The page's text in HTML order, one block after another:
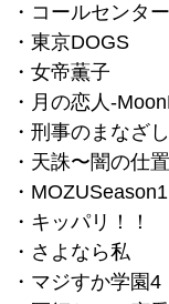
・コールセンタ
・東京DOGS
・女帝薫子
・月の恋人-
・刑事のまなざし
・天誅〜闇の仕
・
・キッパリ！！
・さよなら私
・マジすか学園4